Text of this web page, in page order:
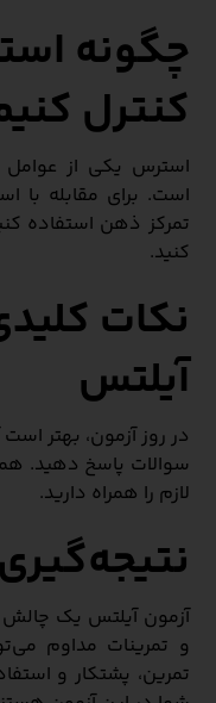
چگونه
کنترل
استرس یکی از عوامل
است. برای مقابله
تمرکز ذهن استفاده
کنید.
نکات
آیلتس
در روز آزمون، بهتر
سوالات پاسخ دهید.
لازم را همراه دارید.
نتیجه‌گیری
آزمون آیلتس یک چالش
و تمرینات مداوم
تمرین، پشتکار و